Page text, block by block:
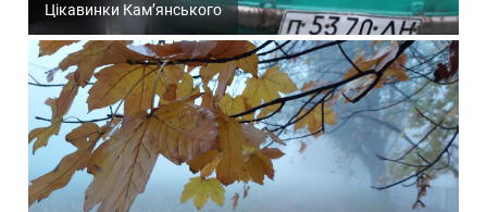
Цікавинки Кам’янського